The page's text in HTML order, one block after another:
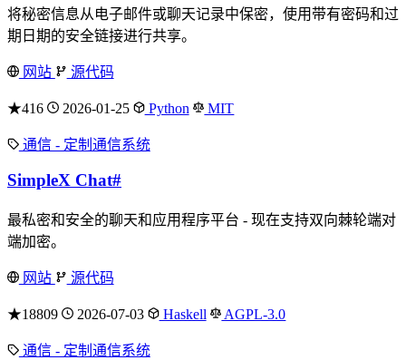
将秘密信息从电子邮件或聊天记录中保密，使用带有密码和过
期日期的安全链接进行共享。
网站 源代码
★416 2026-01-25 Python MIT
通信 - 定制通信系统
SimpleX Chat#
最私密和安全的聊天和应用程序平台 - 现在支持双向棘轮端对
端加密。
网站 源代码
★18809 2026-07-03 Haskell AGPL-3.0
通信 - 定制通信系统